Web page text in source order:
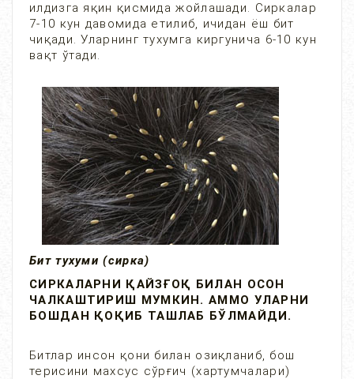
илдизга яқин қисмида жойлашади. Сиркалар
7-10 кун давомида етилиб, ичидан ёш бит
чиқади. Уларнинг тухумга киргунича 6-10 кун
вақт ўтади.
Бит тухуми (сирка)
СИРКАЛАРНИ ҚАЙЗҒОҚ БИЛАН ОСОН
ЧАЛКАШТИРИШ МУМКИН. АММО УЛАРНИ
БОШДАН ҚОҚИБ ТАШЛАБ БЎЛМАЙДИ.
Битлар инсон қони билан озиқланиб, бош
терисини махсус сўрғич (хартумчалари)